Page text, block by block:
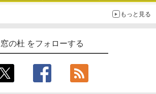
もっと見る
窓の杜 をフォローする